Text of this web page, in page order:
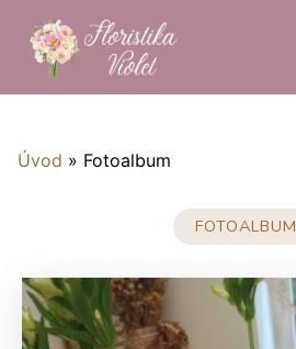
Úvod » Fotoalbum
FOTOALBUM